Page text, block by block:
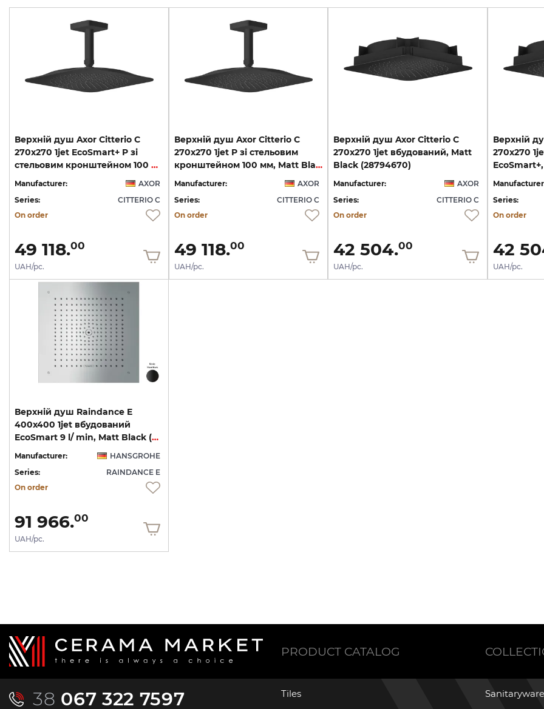
Верхній душ Axor Citterio C
270х270 1jet EcoSmart+ P зі
стельовим кронштейном 100 мм, Matt Black (28793670)
Manufacturer:
AXOR
Series:
CITTERIO C
On order
49 118.00
UAH/pc.
Верхній душ Axor Citterio C
270х270 1jet P зі стельовим
кронштейном 100 мм, Matt Black (28792670)
Manufacturer:
AXOR
Series:
CITTERIO C
On order
49 118.00
UAH/pc.
Верхній душ Axor Citterio C
270х270 1jet вбудований, Matt
Black (28794670)
Manufacturer:
AXOR
Series:
CITTERIO C
On order
42 504.00
UAH/pc.
Верхній
270х270
Series:
On order
42
UAH/pc.
Верхній душ Raindance E
400х400 1jet вбудований
EcoSmart 9 l/ min, Matt Black (26253670)
Manufacturer:
HANSGROHE
Series:
RAINDANCE E
On order
91 966.00
UAH/pc.
38 067 322 7597
PRODUCT CATALOG
Tiles